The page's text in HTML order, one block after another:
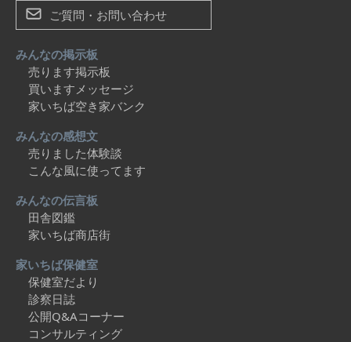
ご質問・お問い合わせ
みんなの掲示板
売ります掲示板
買いますメッセージ
家いちば空き家バンク
みんなの感想文
売りました体験談
こんな風に使ってます
みんなの伝言板
田舎図鑑
家いちば商店街
家いちば保健室
保健室だより
診察日誌
公開Q&Aコーナー
コンサルティング